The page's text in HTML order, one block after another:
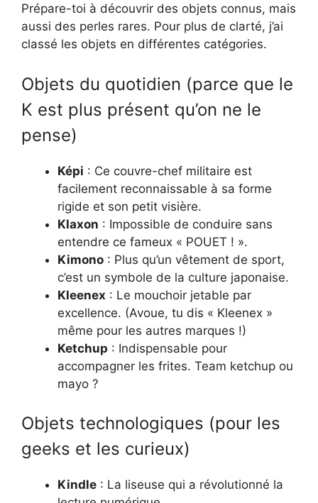
Prépare-toi à découvrir des objets connus, mais
aussi des perles rares. Pour plus de clarté, j’ai
classé les objets en différentes catégories.
Objets du quotidien (parce que le
K est plus présent qu’on ne le
pense)
Képi : Ce couvre-chef militaire est
facilement reconnaissable à sa forme
rigide et son petit visière.
Klaxon : Impossible de conduire sans
entendre ce fameux « POUET ! ».
Kimono : Plus qu’un vêtement de sport,
c’est un symbole de la culture japonaise.
Kleenex : Le mouchoir jetable par
excellence. (Avoue, tu dis « Kleenex »
même pour les autres marques !)
Ketchup : Indispensable pour
accompagner les frites. Team ketchup ou
mayo ?
Objets technologiques (pour les
geeks et les curieux)
Kindle : La liseuse qui a révolutionné la